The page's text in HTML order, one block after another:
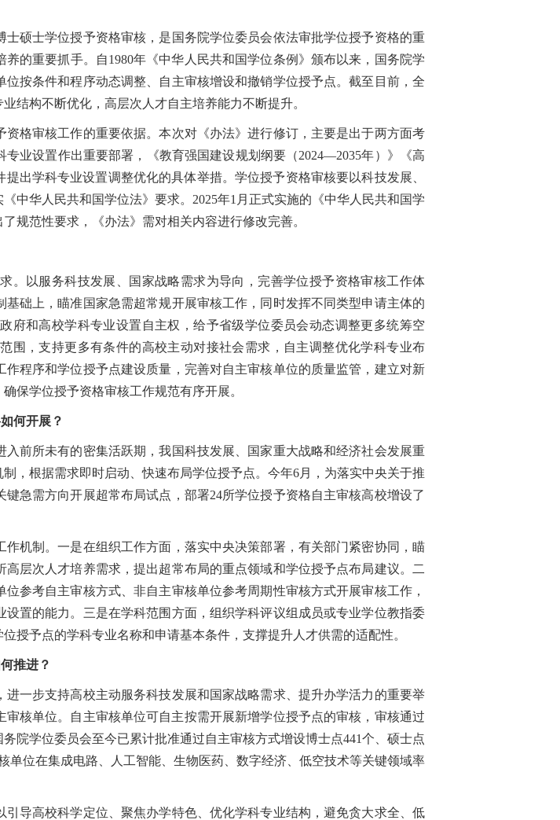
士学位授予资格审核，是国务院学位委员会依法审批学位授予资格的重
的重要抓手。自1980年《中华人民共和国学位条例》颁布以来，国务院学
按条件和程序动态调整、自主审核增设和撤销学位授予点。截至目前，全
结构不断优化，高层次人才自主培养能力不断提升。
审核工作的重要依据。本次对《办法》进行修订，主要是出于两方面考
业设置作出重要部署，《教育强国建设规划纲要（2024—2035年）》《高
出学科专业设置调整优化的具体举措。学位授予资格审核要以科技发展、
中华人民共和国学位法》要求。2025年1月正式实施的《中华人民共和国学
规范性要求，《办法》需对相关内容进行修改完善。
以服务科技发展、国家战略需求为导向，完善学位授予资格审核工作体
础上，瞄准国家急需超常规开展审核工作，同时发挥不同类型申请主体的
府和高校学科专业设置自主权，给予省级学位委员会动态调整更多统筹空
围，支持更多有条件的高校主动对接社会需求，自主调整优化学科专业布
程序和学位授予点建设质量，完善对自主审核单位的质量监管，建立对新
保学位授予资格审核工作规范有序开展。
何开展？
所未有的密集活跃期，我国科技发展、国家重大战略和经济社会发展重
，根据需求即时启动、快速布局学位授予点。今年6月，为落实中央关于推
急需方向开展超常布局试点，部署24所学位授予资格自主审核高校增设了
制。一是在组织工作方面，落实中央决策部署，有关部门紧密协同，瞄
层次人才培养需求，提出超常布局的重点领域和学位授予点布局建议。二
参考自主审核方式、非自主审核单位参考周期性审核方式开展审核工作，
置的能力。三是在学科范围方面，组织学科评议组成员或专业学位教指委
授予点的学科专业名称和申请基本条件，支撑提升人才供需的适配性。
推进？
步支持高校主动服务科技发展和国家战略需求、提升办学活力的重要举
核单位。自主审核单位可自主按需开展新增学位授予点的审核，审核通过
院学位委员会至今已累计批准通过自主审核方式增设博士点441个、硕士点
单位在集成电路、人工智能、生物医药、数字经济、低空技术等关键领域率
高校科学定位、聚焦办学特色、优化学科专业结构，避免贪大求全、低